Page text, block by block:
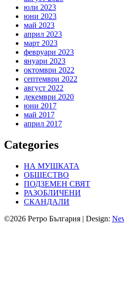
юли 2023
юни 2023
май 2023
април 2023
март 2023
февруари 2023
януари 2023
октомври 2022
септември 2022
август 2022
декември 2020
юни 2017
май 2017
април 2017
Categories
НА МУШКАТА
ОБЩЕСТВО
ПОДЗЕМЕН СВЯТ
РАЗОБЛИЧЕНИ
СКАНДАЛИ
©2026 Ретро България | Design: